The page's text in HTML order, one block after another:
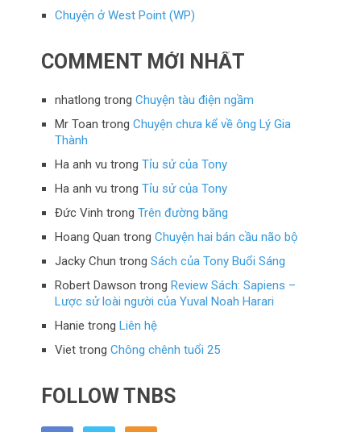
Chuyện ở West Point (WP)
COMMENT MỚI NHẤT
nhatlong trongChuyện tàu điện ngầm
Mr Toan trongChuyện chưa kể về ông Lý Gia
Thành
Ha anh vu trongTỉu sử của Tony
Ha anh vu trongTỉu sử của Tony
Đức Vinh trongTrên đường băng
Hoang Quan trongChuyện hai bán cầu não bộ
Jacky Chun trongSách của Tony Buổi Sáng
Robert Dawson trong Review Sách: Sapiens –
Lược sử loài người của Yuval Noah Harari
Hanie trong Liên hệ
Viet trongChông chênh tuổi 25
FOLLOW TNBS